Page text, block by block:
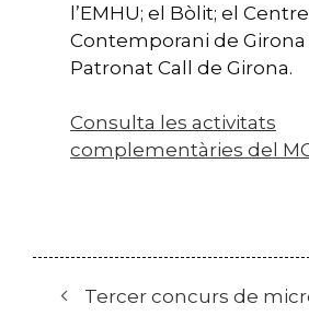
l’EMHU; el Bòlit; el
Contemporani de Girona
Patronat Call de Girona.
Consulta les activitats
complementàries del
Tercer concurs de